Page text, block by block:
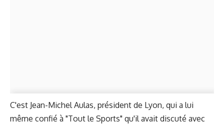
C'est Jean-Michel Aulas, président de Lyon, qui a lui
même confié à "Tout le Sports" qu'il avait discuté avec